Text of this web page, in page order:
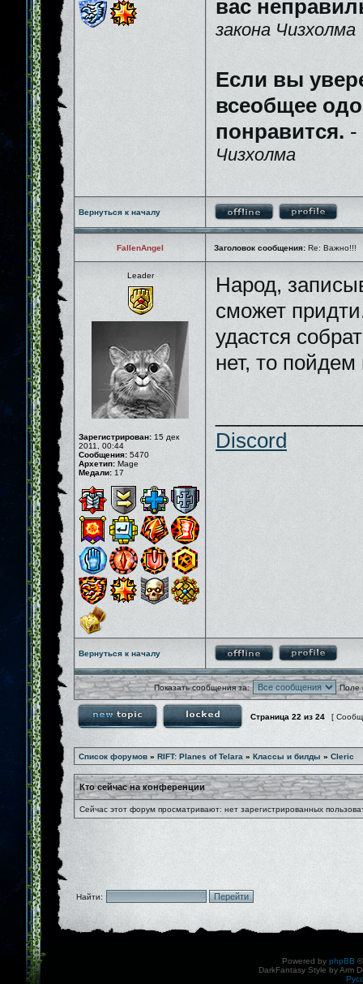
вас
закона Чизхолма
Если вы
всеобщее
понравится. -
Чизхолма
Вернуться к началу
FallenAngel Заголовок сообщения: Re: Важно!!!
Leader
Зарегистрирован: 15 дек
2011, 00:44
Сообщения: 5470
Архетип: Mage
Медали: 17
Народ,
сможет
удастся
нет, то пойдем
Discord
Вернуться к началу
Показать сообщения за: Поле
Страница 22 из 24 [
Список форумов » RIFT: Planes of Telara » Классы и билды » Cleric
Кто сейчас на конференции
Сейчас этот форум просматривают: нет зарегистрированных
Найти:
Powered by phpBB
DarkFantasy Style by Arm